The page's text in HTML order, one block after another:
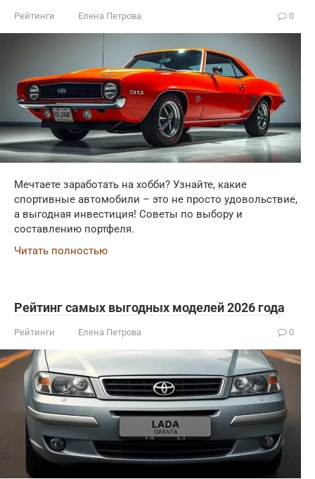
Рейтинги Елена Петрова 0
Мечтаете заработать на хобби? Узнайте, какие
спортивные автомобили – это не просто удовольствие,
а выгодная инвестиция! Советы по выбору и
составлению портфеля.
Читать полностью
Рейтинг самых выгодных моделей 2026 года
Рейтинги Елена Петрова 0